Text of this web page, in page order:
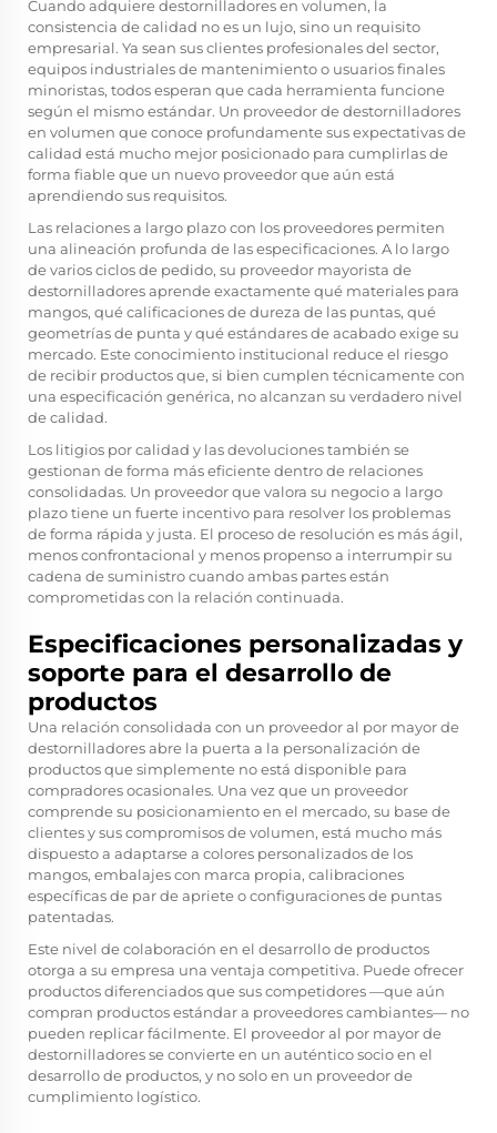
Cuando adquiere destornilladores en volumen, la
consistencia de calidad no es un lujo, sino un requisito
empresarial. Ya sean sus clientes profesionales del sector,
equipos industriales de mantenimiento o usuarios finales
minoristas, todos esperan que cada herramienta funcione
según el mismo estándar. Un proveedor de destornilladores
en volumen que conoce profundamente sus expectativas de
calidad está mucho mejor posicionado para cumplirlas de
forma fiable que un nuevo proveedor que aún está
aprendiendo sus requisitos.
Las relaciones a largo plazo con los proveedores permiten
una alineación profunda de las especificaciones. A lo largo
de varios ciclos de pedido, su proveedor mayorista de
destornilladores aprende exactamente qué materiales para
mangos, qué calificaciones de dureza de las puntas, qué
geometrías de punta y qué estándares de acabado exige su
mercado. Este conocimiento institucional reduce el riesgo
de recibir productos que, si bien cumplen técnicamente con
una especificación genérica, no alcanzan su verdadero nivel
de calidad.
Los litigios por calidad y las devoluciones también se
gestionan de forma más eficiente dentro de relaciones
consolidadas. Un proveedor que valora su negocio a largo
plazo tiene un fuerte incentivo para resolver los problemas
de forma rápida y justa. El proceso de resolución es más ágil,
menos confrontacional y menos propenso a interrumpir su
cadena de suministro cuando ambas partes están
comprometidas con la relación continuada.
Especificaciones personalizadas y
soporte para el desarrollo de
productos
Una relación consolidada con un proveedor al por mayor de
destornilladores abre la puerta a la personalización de
productos que simplemente no está disponible para
compradores ocasionales. Una vez que un proveedor
comprende su posicionamiento en el mercado, su base de
clientes y sus compromisos de volumen, está mucho más
dispuesto a adaptarse a colores personalizados de los
mangos, embalajes con marca propia, calibraciones
específicas de par de apriete o configuraciones de puntas
patentadas.
Este nivel de colaboración en el desarrollo de productos
otorga a su empresa una ventaja competitiva. Puede ofrecer
productos diferenciados que sus competidores —que aún
compran productos estándar a proveedores cambiantes— no
pueden replicar fácilmente. El proveedor al por mayor de
destornilladores se convierte en un auténtico socio en el
desarrollo de productos, y no solo en un proveedor de
cumplimiento logístico.